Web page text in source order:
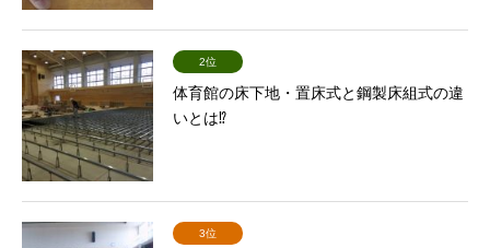
2位
体育館の床下地・置床式と鋼製床組式の違
いとは⁉
3位